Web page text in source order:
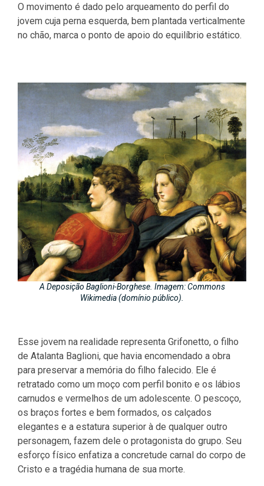
O movimento é dado pelo arqueamento do perfil do
jovem cuja perna esquerda, bem plantada verticalmente
no chão, marca o ponto de apoio do equilíbrio estático.
A Deposição Baglioni-Borghese. Imagem: Commons
Wikimedia (domínio público).
Esse jovem na realidade representa Grifonetto, o filho
de Atalanta Baglioni, que havia encomendado a obra
para preservar a memória do filho falecido. Ele é
retratado como um moço com perfil bonito e os lábios
carnudos e vermelhos de um adolescente. O pescoço,
os braços fortes e bem formados, os calçados
elegantes e a estatura superior à de qualquer outro
personagem, fazem dele o protagonista do grupo. Seu
esforço físico enfatiza a concretude carnal do corpo de
Cristo e a tragédia humana de sua morte.